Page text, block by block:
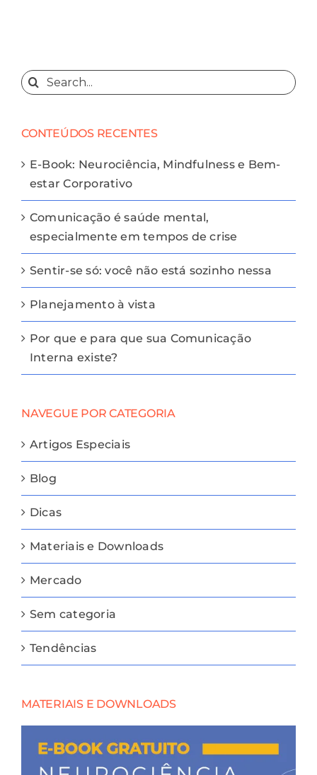
Search
for:
CONTEÚDOS RECENTES
E-Book: Neurociência, Mindfulness e Bem-
estar Corporativo
Comunicação é saúde mental,
especialmente em tempos de crise
Sentir-se só: você não está sozinho nessa
Planejamento à vista
Por que e para que sua Comunicação
Interna existe?
NAVEGUE POR CATEGORIA
Artigos Especiais
Blog
Dicas
Materiais e Downloads
Mercado
Sem categoria
Tendências
MATERIAIS E DOWNLOADS